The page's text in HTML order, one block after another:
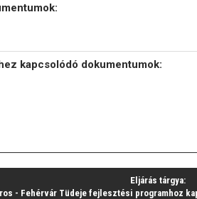
kapcsolódó dokumentumok:
Eljárás tárgya:
- Fehérvár Tüdeje fejlesztési programhoz